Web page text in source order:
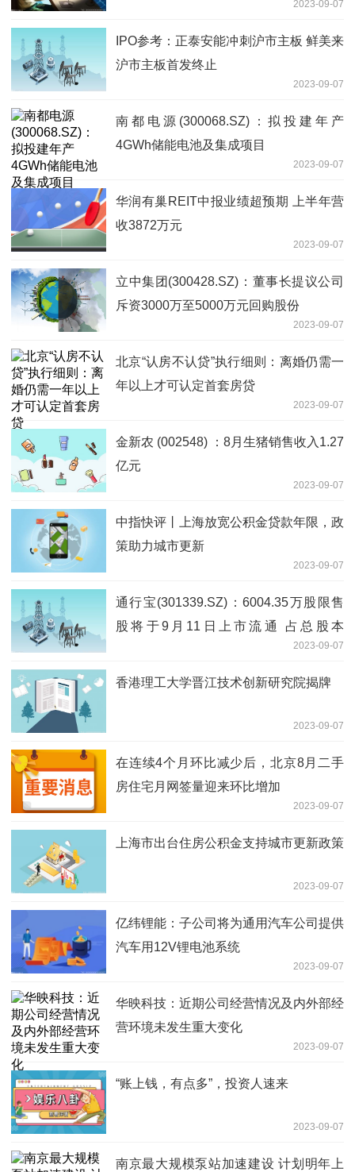
2023-09-07
IPO参考：正泰安能冲刺沪市主板 鲜美来
沪市主板首发终止
2023-09-07
南都电源(300068.SZ)：拟投建年产
4GWh储能电池及集成项目
2023-09-07
华润有巢REIT中报业绩超预期 上半年营
收3872万元
2023-09-07
立中集团(300428.SZ)：董事长提议公司
斥资3000万至5000万元回购股份
2023-09-07
北京“认房不认贷”执行细则：离婚仍需一
年以上才可认定首套房贷
2023-09-07
金新农 (002548) ：8月生猪销售收入1.27
亿元
2023-09-07
中指快评丨上海放宽公积金贷款年限，政
策助力城市更新
2023-09-07
通行宝(301339.SZ)：6004.35万股限售
股将于9月11日上市流通 占总股本
2023-09-07
香港理工大学晋江技术创新研究院揭牌
2023-09-07
在连续4个月环比减少后，北京8月二手
房住宅月网签量迎来环比增加
2023-09-07
上海市出台住房公积金支持城市更新政策
2023-09-07
亿纬锂能：子公司将为通用汽车公司提供
汽车用12V锂电池系统
2023-09-07
华映科技：近期公司经营情况及内外部经
营环境未发生重大变化
2023-09-07
“账上钱，有点多”，投资人速来
2023-09-07
南京最大规模泵站加速建设 计划明年上